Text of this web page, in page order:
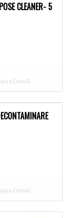
CLEANER- 5
Detalii
Detalii